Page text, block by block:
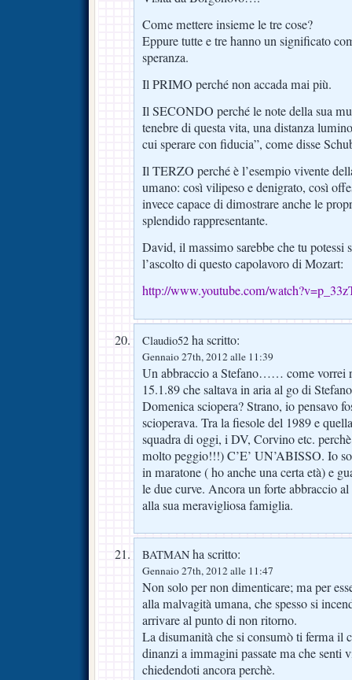
Come mettere insieme le tre cose?
Eppure tutte e tre hanno un significato
speranza.
Il PRIMO perché non accada mai più.
Il SECONDO perché le note della sua
tenebre di questa vita, una distanza
cui sperare con fiducia”, come disse
Il TERZO perché è l’esempio vivente
umano: così vilipeso e denigrato, così
invece capace di dimostrare anche le
splendido rappresentante.
David, il massimo sarebbe che tu potessi
l’ascolto di questo capolavoro di Mozart:
http://www.youtube.com/
Claudio52 ha scritto:
Gennaio 27th, 2012 alle 11:39
Un abbraccio a Stefano…… come vorrei
15.1.89 che saltava in aria al go di
Domenica sciopera? Strano, io pensavo
scioperava. Tra la fiesole del 1989 e
squadra di oggi, i DV, Corvino etc.
molto peggio!!!) C’E’ UN’ABISSO. Io
in maratone ( ho anche una certa età) e
le due curve. Ancora un forte abbraccio
alla sua meravigliosa famiglia.
BATMAN ha scritto:
Gennaio 27th, 2012 alle 11:47
Non solo per non dimenticare; ma per
alla malvagità umana, che spesso si
arrivare al punto di non ritorno.
La disumanità che si consumò ti ferma il
dinanzi a immagini passate ma che senti
chiedendoti ancora perchè.